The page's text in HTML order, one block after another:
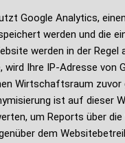
Google Analytics,
werden und die
werden in der
wird Ihre IP-Adresse von
Wirtschaftsraum zuvor
ist auf dieser
um Reports über
dem